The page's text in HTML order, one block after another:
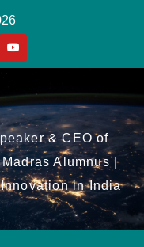
& CEO of
Alumnus |
in India